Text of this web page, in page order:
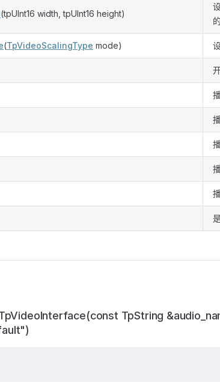
(tpUInt16 width, tpUInt16 height)
(TpVideoScalingType mode)
TpString